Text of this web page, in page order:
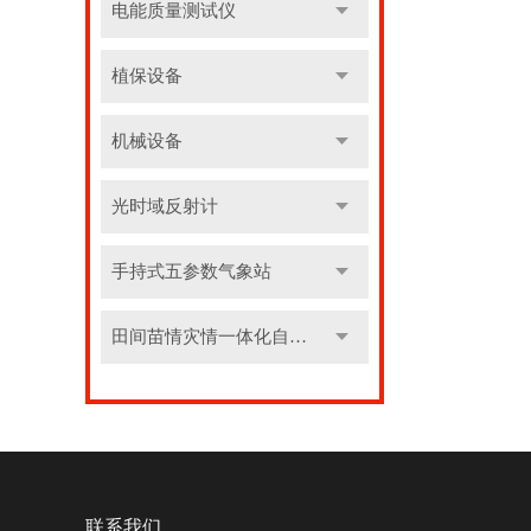
电能质量测试仪
植保设备
机械设备
光时域反射计
手持式五参数气象站
田间苗情灾情一体化自动监测系统
联系我们